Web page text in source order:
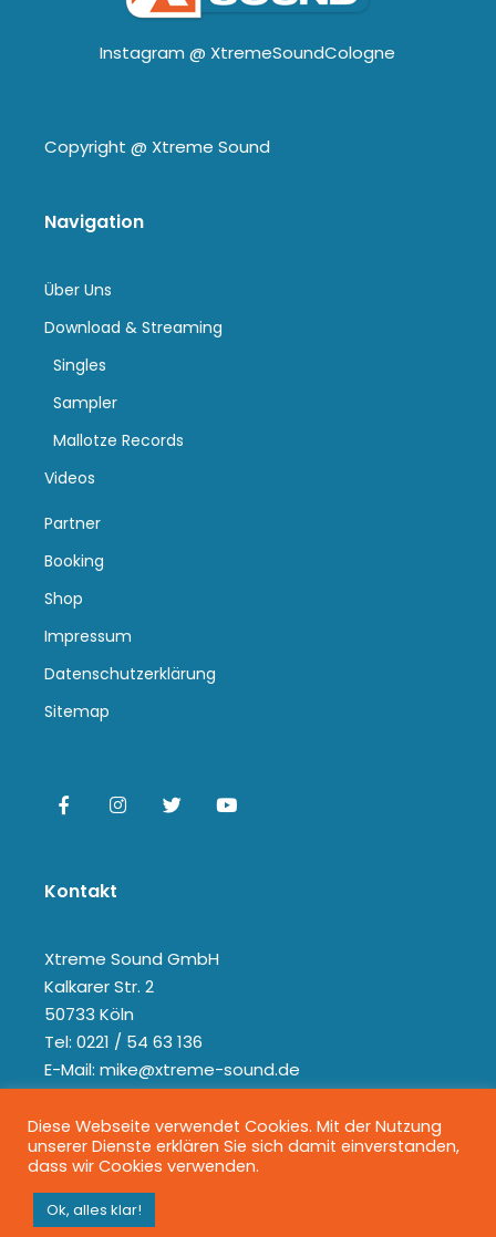
Instagram @ XtremeSoundCologne
Copyright @ Xtreme Sound
Navigation
Über Uns
Download & Streaming
Singles
Sampler
Mallotze Records
Videos
Partner
Booking
Shop
Impressum
Datenschutzerklärung
Sitemap
Kontakt
Xtreme Sound GmbH
Kalkarer Str. 2
50733 Köln
Tel: 0221 / 54 63 136
E-Mail: mike@xtreme-sound.de
Diese Webseite verwendet Cookies. Mit der Nutzung
unserer Dienste erklären Sie sich damit einverstanden,
dass wir Cookies verwenden.
Ok, alles klar!